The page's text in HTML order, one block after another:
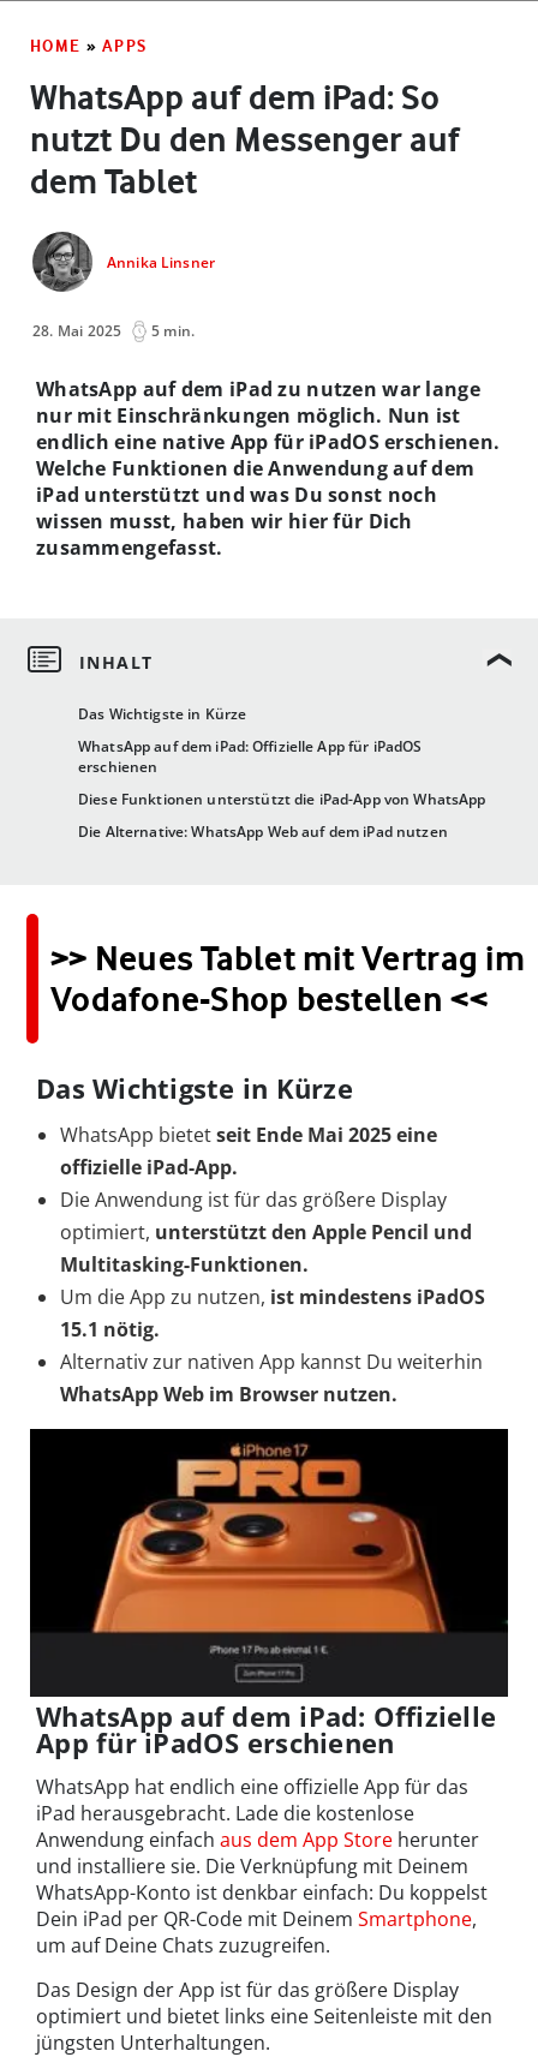
HOME » APPS
WhatsApp auf dem iPad: So
nutzt Du den Messenger auf
dem Tablet
Annika Linsner
28. Mai 2025 5 min.
Das Wichtigste in Kürze
WhatsApp auf dem iPad: Offizielle App für iPadOS
erschienen
Diese Funktionen unterstützt die iPad-App von WhatsApp
Die Alternative: WhatsApp Web auf dem iPad nutzen
WhatsApp auf dem iPad zu nutzen war lange
nur mit Einschränkungen möglich. Nun ist
endlich eine native App für iPadOS erschienen.
Welche Funktionen die Anwendung auf dem
iPad unterstützt und was Du sonst noch
wissen musst, haben wir hier für Dich
zusammengefasst.
>> Neues Tablet mit Vertrag im
Vodafone-Shop bestellen <<
Das Wichtigste in Kürze
WhatsApp bietetseit Ende Mai 2025 eine
offizielle iPad-App.
Die Anwendung ist für das größere Display
optimiert, unterstützt den Apple Pencil und
Multitasking-Funktionen.
Um die App zu nutzen, ist mindestens iPadOS
15.1 nötig.
Alternativ zur nativen App kannst Du weiterhin
WhatsApp Web im Browser nutzen.
WhatsApp auf dem iPad: Offizielle
App für iPadOS erschienen
WhatsApp hat endlich eine offizielle App für das
iPad herausgebracht. Lade die kostenlose
Anwendung einfach aus dem App Store herunter
und installiere sie. Die Verknüpfung mit Deinem
WhatsApp-Konto ist denkbar einfach: Du koppelst
Dein iPad per QR-Code mit Deinem Smartphone,
um auf Deine Chats zuzugreifen.
Das Design der App ist für das größere Display
optimiert und bietet links eine Seitenleiste mit den
jüngsten Unterhaltungen.